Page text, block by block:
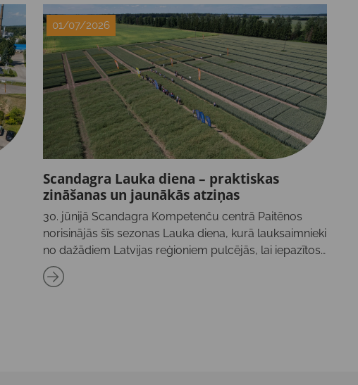
01/07/2026
Scandagra Lauka diena – praktiskas
zināšanas un jaunākās atziņas
30. jūnijā Scandagra Kompetenču centrā Paitēnos
norisinājās šīs sezonas Lauka diena, kurā lauksaimnieki
no dažādiem Latvijas reģioniem pulcējās, lai iepazītos
ar Kompetenču centra izmēģinājumiem un
jaunākajām atziņām graudaugu un rapša […]